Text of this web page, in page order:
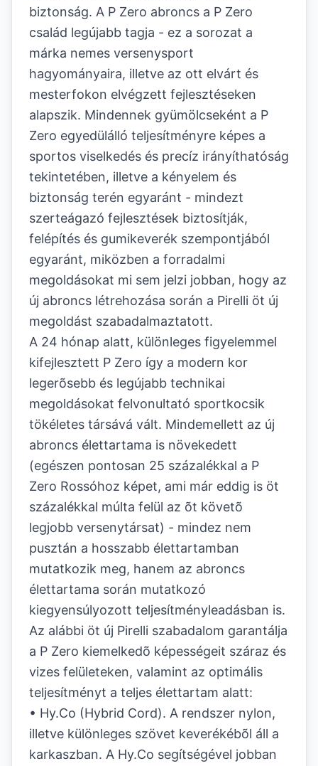
biztonság. A P Zero abroncs a P Zero
család legújabb tagja - ez a sorozat a
márka nemes versenysport
hagyományaira, illetve az ott elvárt és
mesterfokon elvégzett fejlesztéseken
alapszik. Mindennek gyümölcseként a P
Zero egyedülálló teljesítményre képes a
sportos viselkedés és precíz irányíthatóság
tekintetében, illetve a kényelem és
biztonság terén egyaránt - mindezt
szerteágazó fejlesztések biztosítják,
felépítés és gumikeverék szempontjából
egyaránt, miközben a forradalmi
megoldásokat mi sem jelzi jobban, hogy az
új abroncs létrehozása során a Pirelli öt új
megoldást szabadalmaztatott.
A 24 hónap alatt, különleges figyelemmel
kifejlesztett P Zero így a modern kor
legerõsebb és legújabb technikai
megoldásokat felvonultató sportkocsik
tökéletes társává vált. Mindemellett az új
abroncs élettartama is növekedett
(egészen pontosan 25 százalékkal a P
Zero Rossóhoz képet, ami már eddig is öt
százalékkal múlta felül az õt követõ
legjobb versenytársat) - mindez nem
pusztán a hosszabb élettartamban
mutatkozik meg, hanem az abroncs
élettartama során mutatkozó
kiegyensúlyozott teljesítményleadásban is.
Az alábbi öt új Pirelli szabadalom garantálja
a P Zero kiemelkedõ képességeit száraz és
vizes felületeken, valamint az optimális
teljesítményt a teljes élettartam alatt:
• Hy.Co (Hybrid Cord). A rendszer nylon,
illetve különleges szövet keverékébõl áll a
karkaszban. A Hy.Co segítségével jobban